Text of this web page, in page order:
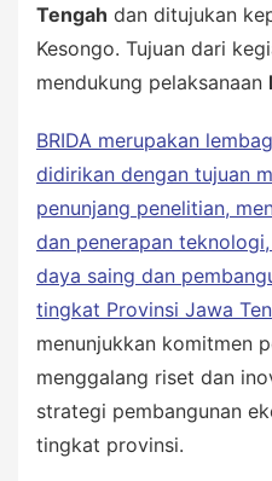
Tengah dan ditujukan
Kesongo. Tujuan dari
mendukung pelaksanaan
BRIDA merupakan
didirikan dengan tujuan
penunjang penelitian,
dan penerapan
daya saing dan
tingkat Provinsi Jawa
menunjukkan komitmen
menggalang riset dan
strategi pembangunan
tingkat provinsi.